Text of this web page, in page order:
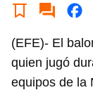
(EFE)- El
quien jugó
equipos de la